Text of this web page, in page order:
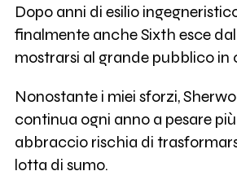
Dopo anni di esilio
finalmente anche Sixth esce
mostrarsi al grande pubblico in
Nonostante i miei sforzi,
continua ogni anno a pesare
abbraccio rischia di
lotta di sumo.